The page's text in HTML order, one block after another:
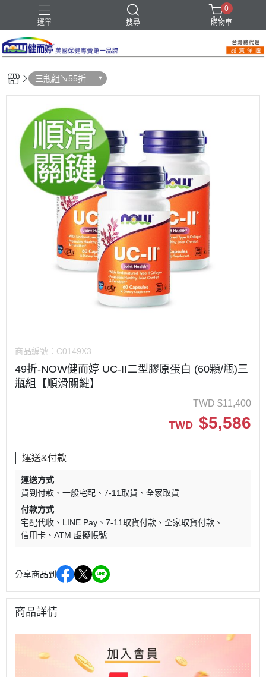
選單 搜尋
0
購物車
三瓶組↘55折
商品編號： C0149X3
49折-NOW健而婷 UC-II二型膠原蛋白 (60顆/瓶)三
瓶組【順滑關鍵】
TWD $11,400
TWD $5,586
運送&付款
運送方式
貨到付款
一般宅配 7-11取貨
全家取貨
付款方式
宅配代收
LINE Pay 7-11取貨付款
全家取貨付款
信用卡
ATM 虛擬帳號
分享商品到
商品詳情